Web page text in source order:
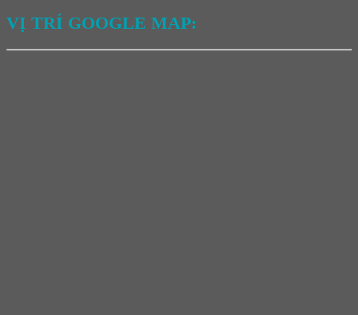
VỊ TRÍ GOOGLE MAP: